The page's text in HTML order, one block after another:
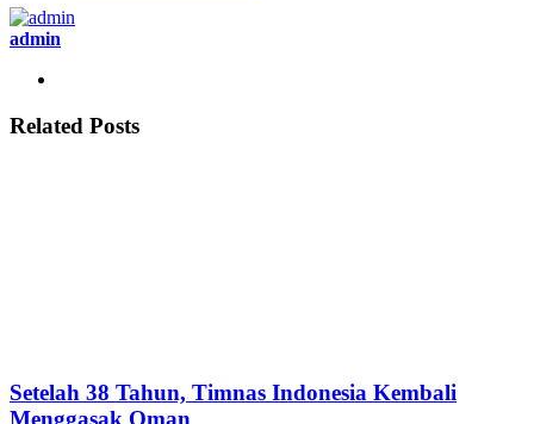
admin
Related Posts
Setelah 38 Tahun, Timnas Indonesia Kembali
Menggasak Oman